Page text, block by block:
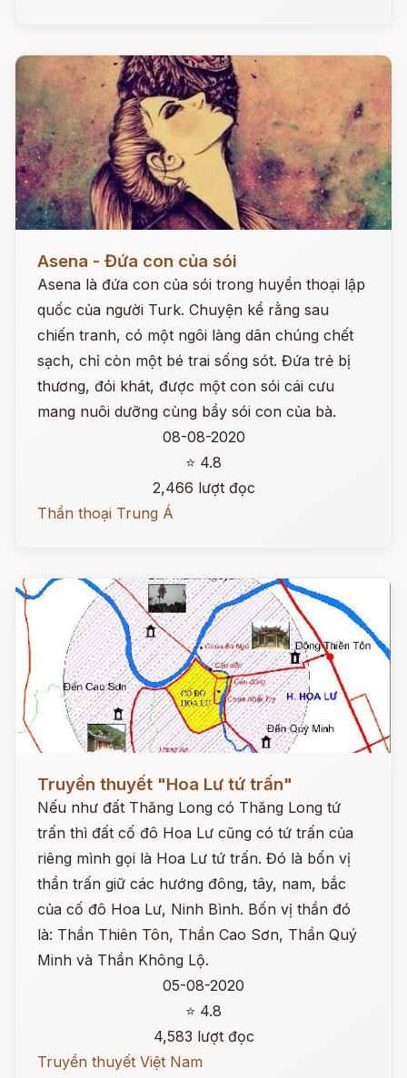
Asena - Đứa con của sói
Asena là đứa con của sói trong huyền thoại lập
quốc của người Turk. Chuyện kể rằng sau
chiến tranh, có một ngôi làng dân chúng chết
sạch, chỉ còn một bé trai sống sót. Đứa trẻ bị
thương, đói khát, được một con sói cái cưu
mang nuôi dưỡng cùng bầy sói con của bà.
08-08-2020
⭐ 4.8
2,466 lượt đọc
Thần thoại Trung Á
Đọc ngay
Truyền thuyết "Hoa Lư tứ trấn"
Nếu như đất Thăng Long có Thăng Long tứ
trấn thì đất cố đô Hoa Lư cũng có tứ trấn của
riêng mình gọi là Hoa Lư tứ trấn. Đó là bốn vị
thần trấn giữ các hướng đông, tây, nam, bắc
của cố đô Hoa Lư, Ninh Bình. Bốn vị thần đó
là: Thần Thiên Tôn, Thần Cao Sơn, Thần Quý
Minh và Thần Không Lộ.
05-08-2020
⭐ 4.8
4,583 lượt đọc
Truyền thuyết Việt Nam